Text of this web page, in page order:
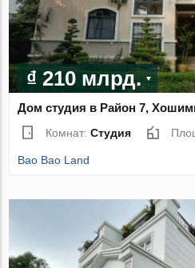
₫ 210 млрд.
Дом студия в Район 7,
Комнат:Студия
Bao Bao Land